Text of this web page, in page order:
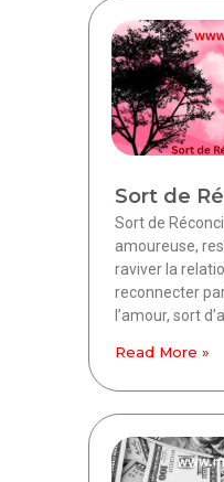
Sort de
Sort de
amoureuse,
raviver la
reconnecter
l’amour, sort
Read More »